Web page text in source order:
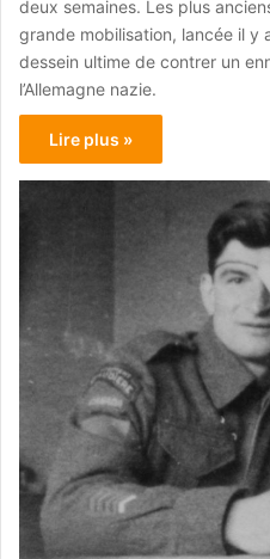
deux semaines. Les plus
grande mobilisation, lancée il y
dessein ultime de contrer un
l’Allemagne nazie.
Lire plus »